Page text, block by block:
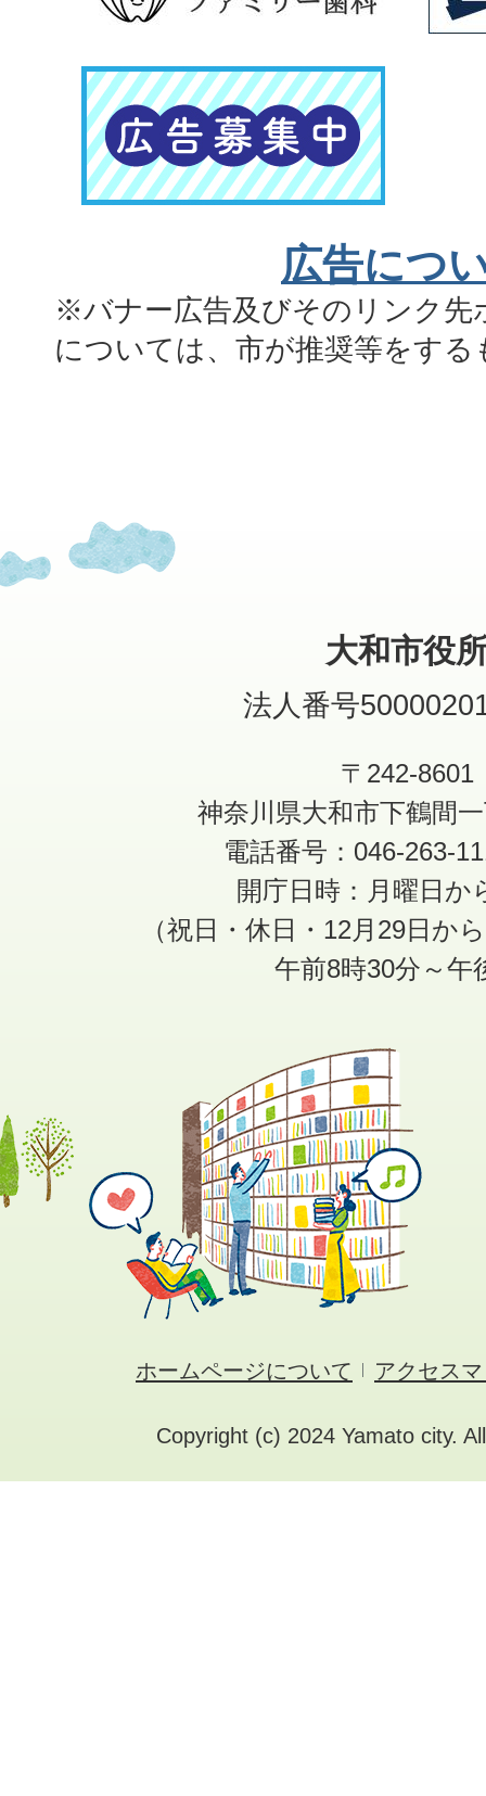
広告につ
※バナー広告及びそのリンク先
については、市が推奨等をす
大和市役
法人番号
〒242-8601
神奈川県大和市下鶴間
電話番号：046-263-
開庁日時：月曜日か
（祝日・休日・12月29日か
午前8時30分～午
ホームページについて アクセス
Copyright (c) 2024 Yamato city.